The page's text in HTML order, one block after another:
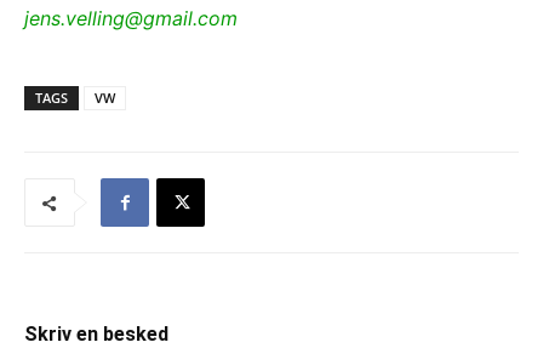
jens.velling@gmail.com
TAGS VW
Skriv en besked